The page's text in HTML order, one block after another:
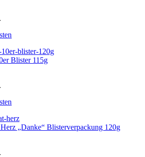
Blister 115g
„Danke“ Blisterverpackung 120g